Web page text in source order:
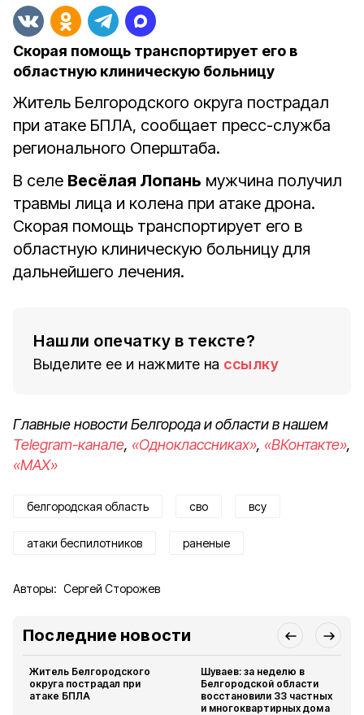
Скорая помощь транспортирует его в
областную клиническую больницу
Житель Белгородского округа пострадал
при атаке БПЛА, сообщает пресс-служба
регионального Оперштаба.
В селе Весёлая Лопань мужчина получил
травмы лица и колена при атаке дрона.
Скорая помощь транспортирует его в
областную клиническую больницу для
дальнейшего лечения.
Нашли опечатку в тексте?
Выделите ее и нажмите на ссылку
Главные новости Белгорода и области в нашем
Telegram-канале, «Одноклассниках», «ВКонтакте»,
«MAX»
белгородская область сво всу
атаки беспилотников раненые
Авторы: Сергей Сторожев
Последние новости
Житель Белгородского
округа пострадал при
атаке БПЛА
Шуваев: за неделю в
Белгородской области
восстановили 33 частных
и многоквартирных дома